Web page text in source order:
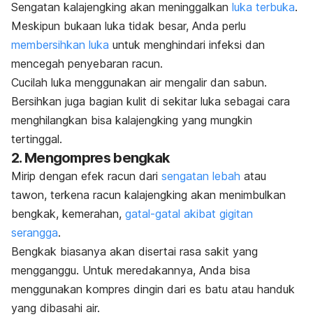
Sengatan kalajengking akan meninggalkan luka terbuka.
Meskipun bukaan luka tidak besar, Anda perlu
membersihkan luka untuk menghindari infeksi dan
mencegah penyebaran racun.
Cucilah luka menggunakan air mengalir dan sabun.
Bersihkan juga bagian kulit di sekitar luka sebagai cara
menghilangkan bisa kalajengking yang mungkin
tertinggal.
2. Mengompres bengkak
Mirip dengan efek racun dari sengatan lebah atau
tawon, terkena racun kalajengking akan menimbulkan
bengkak, kemerahan, gatal-gatal akibat gigitan
serangga.
Bengkak biasanya akan disertai rasa sakit yang
mengganggu. Untuk meredakannya, Anda bisa
menggunakan kompres dingin dari es batu atau handuk
yang dibasahi air.